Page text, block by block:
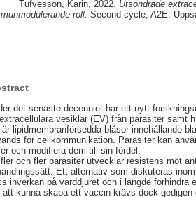
Tufvesson, Karin, 2022. Utsöndrade
roll. Second cycle, A2E.
det senaste decenniet har ett nytt
vesiklar (EV) från parasiter samt
är lipidmembranförsedda blåsor innehållande
för cellkommunikation. Parasiter kan
och modifiera dem till sin fördel.
fler och fler parasiter utvecklar resistens mot
Ett alternativ som diskuteras
inverkan på värddjuret och i längde förhindra
att kunna skapa ett vaccin krävs dock